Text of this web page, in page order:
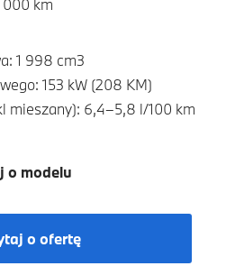
000 km
1 998 cm3
153 kW (208 KM)
mieszany): 6,4–5,8 l/100 km
o modelu
o ofertę